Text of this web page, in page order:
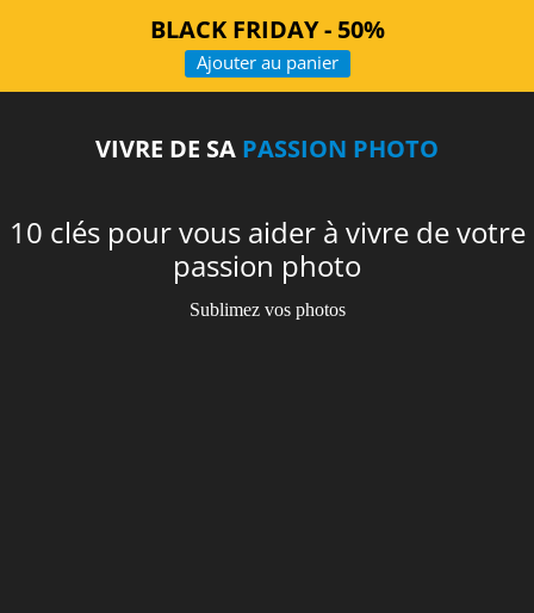
BLACK FRIDAY - 50%
Ajouter au panier
VIVRE DE SA PASSION PHOTO
10 clés pour vous aider à vivre de votre
passion photo
Sublimez vos photos